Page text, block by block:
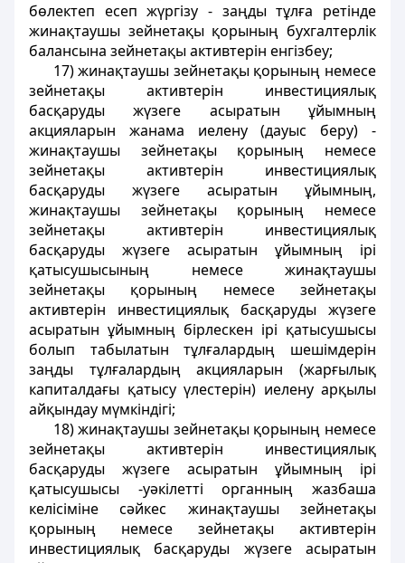
бөлектеп есеп жүргiзу - заңды тұлға ретiнде
жинақтаушы зейнетақы қорының бухгалтерлiк
балансына зейнетақы активтерiн енгiзбеу;
17) жинақтаушы зейнетақы қорының немесе
зейнетақы активтерiн инвестициялық
басқаруды жүзеге асыратын ұйымның
акцияларын жанама иелену (дауыс беру) -
жинақтаушы зейнетақы қорының немесе
зейнетақы активтерiн инвестициялық
басқаруды жүзеге асыратын ұйымның,
жинақтаушы зейнетақы қорының немесе
зейнетақы активтерiн инвестициялық
басқаруды жүзеге асыратын ұйымның iрi
қатысушысының немесе жинақтаушы
зейнетақы қорының немесе зейнетақы
активтерiн инвестициялық басқаруды жүзеге
асыратын ұйымның бiрлескен iрi қатысушысы
болып табылатын тұлғалардың шешiмдерiн
заңды тұлғалардың акцияларын (жарғылық
капиталдағы қатысу үлестерiн) иелену арқылы
айқындау мүмкiндiгi;
18) жинақтаушы зейнетақы қорының немесе
зейнетақы активтерiн инвестициялық
басқаруды жүзеге асыратын ұйымның iрi
қатысушысы -уәкiлеттi органның жазбаша
келiсiмiне сәйкес жинақтаушы зейнетақы
қорының немесе зейнетақы активтерiн
инвестициялық басқаруды жүзеге асыратын